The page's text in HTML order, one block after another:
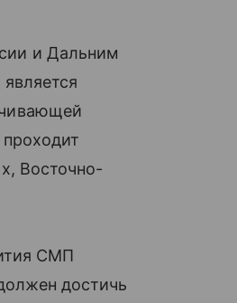
и Дальним
Восточно-
СМП
достичь